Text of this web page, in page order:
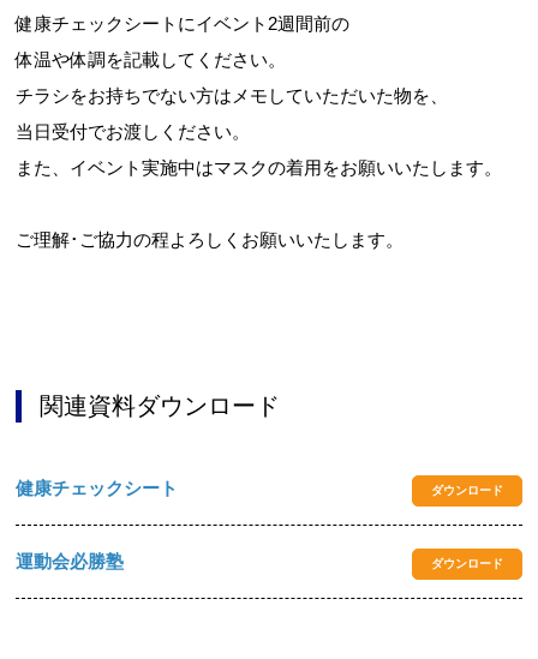
健康チェックシートにイベント2週間前の
体温や体調を記載してください。
チラシをお持ちでない方はメモしていただいた物を、
当日受付でお渡しください。
また、イベント実施中はマスクの着用をお願いいたします。
ご理解･ご協力の程よろしくお願いいたします。
関連資料ダウンロード
健康チェックシート ダウンロード
運動会必勝塾 ダウンロード